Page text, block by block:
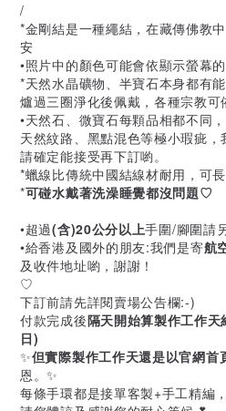
/
*金剛結是一種繩結，在藏傳佛教
安
•照片中的顏色可能會依顯示螢幕
*天然水晶礦物、半寶石本身都有
爐過三圈淨化後佩戴，各種宗教可
•天然石、微寶石每顆品相都不同
天然紋路、黑點混色等極小瑕疵，
請確定能接受再下訂喲。
*蠟線比傳統中國結線材耐用，可
*可碰水戴著洗澡睡覺都沒問題♡
•超過(含)20公分以上手圍/腳圍請
•給香港及國外的朋友:我們是寄航
及收件地址喲，謝謝！
♡
下訂前請先詳閱賣場公告欄:-)
付款完成後隔天開始算製作工作
日)
✨但實際製作工作天還是以官網首
恩。✨
每條手環都是接單客製+手工精編